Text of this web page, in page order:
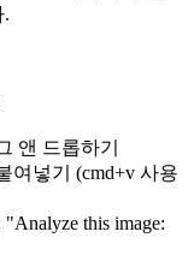
.
앤 드롭하기
여넣기 (cmd+v 사용
this image: